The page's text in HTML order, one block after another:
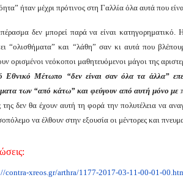
ήταν μέχρι πρότινος στη Γαλλία όλα αυτά που
δεν μπορεί παρά να είναι κατηγορηματικό.
“ολισθήματα” και “λάθη” σαν κι αυτά που
ορισμένοι νεόκοποι μαθητευόμενοι μάγοι της
Εθνικό Μέτωπο “δεν είναι σαν όλα τα άλλα”
των “από κάτω” και φεύγουν από αυτή μόνο με
της δεν θα έχουν αυτή τη φορά την πολυτέλεια να
να έλθουν στην εξουσία οι μέντορες και
contra-xreos.gr/arthra/1177-2017-03-11-00-01-